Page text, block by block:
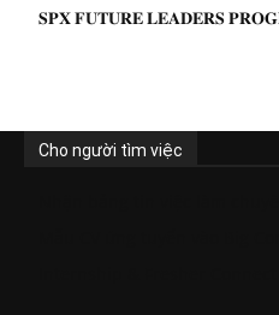
𝐒𝐏𝐗 𝐅𝐔𝐓𝐔𝐑𝐄 𝐋𝐄𝐀𝐃𝐄𝐑𝐒
Cho người tìm việc